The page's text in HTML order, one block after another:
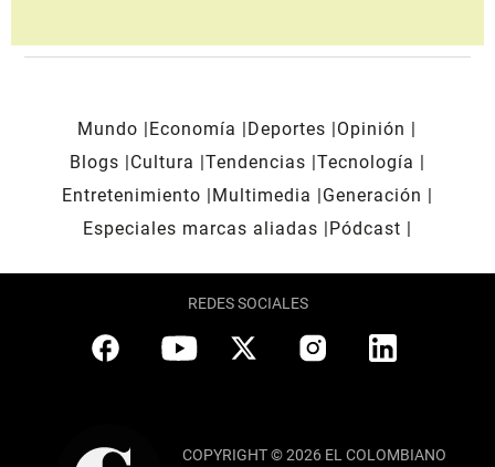
Mundo Economía Deportes
Opinión
Blogs
Cultura Tendencias Tecnología
Entretenimiento
Multimedia
Generación
Especiales marcas aliadas
Pódcast
REDES SOCIALES
COPYRIGHT © 2026 EL COLOMBIANO